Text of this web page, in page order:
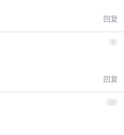
回复
9
回复
10